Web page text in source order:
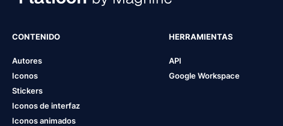
CONTENIDO
Autores
Iconos
Stickers
Iconos de interfaz
Iconos animados
HERRAMIENTAS
API
Google Workspace